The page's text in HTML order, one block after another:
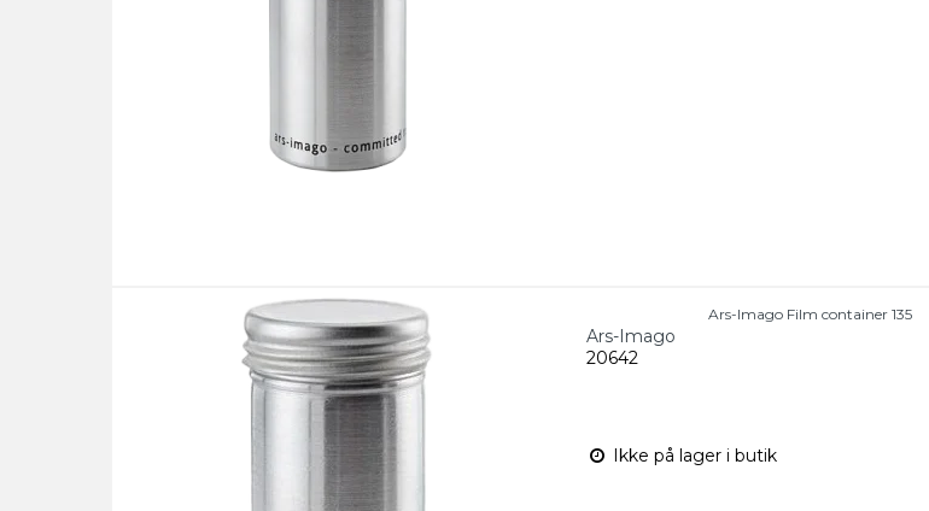
Ars-Imago Film container 135
Ars-Imago
20642
Ikke på lager i butik